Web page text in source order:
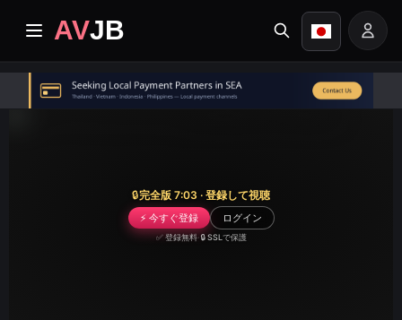
AVJB
ホームページ
プレミアムビデオ
🔒完全版 7:03 · 登録して視聴
⚡ 今すぐ登録 ログイン
✅ 登録無料·🔒 SSLで保護